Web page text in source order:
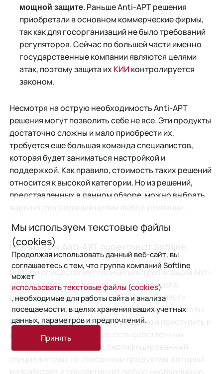
мощной защите.Раньше Anti-АРТ решения
приобретали в основном коммерческие фирмы,
так как для госорганизаций не было требований
регуляторов. Сейчас по большей части именно
государственные компании являются целями
атак, поэтому защита ихКИИ контролируется
законом.
Несмотря на острую необходимость Anti-APT
решения могут позволить себе не все. Эти продукты
достаточно сложны и мало приобрести их,
требуется еще большая команда специалистов,
которая будет заниматься настройкой и
поддержкой. Как правило, стоимость таких решений
относится к высокой категории. Но из решений,
представленных в данном обзоре, можно выбрать
Реализация Anti-APT проектов от Softline
Softline осуществляет полный цикл реализации Anti-
APT проектов. После подбора подходящего
решения под ваши нужды мы можем провести
демонстрацию или пилотное тестирование, чтобы
убедиться в эффективности решения и приступить к
реализации проекта. У нас есть собственный
производственный блок, сертифицированный
Мы используем текстовые файлы
(cookies)
Продолжая использовать данный веб-сайт, вы
соглашаетесь с тем, что группа компаний Softline
может
использовать текстовые файлы (cookies)
, необходимые для работы сайта и анализа
посещаемости, в целях хранения ваших учетных
данных, параметров и предпочтений.
Принять